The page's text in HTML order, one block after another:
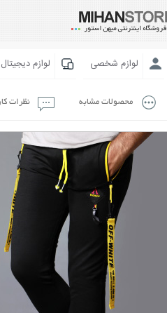
لوازم شخصی لوازم دیجیتال
محصولات مشابه نظرات